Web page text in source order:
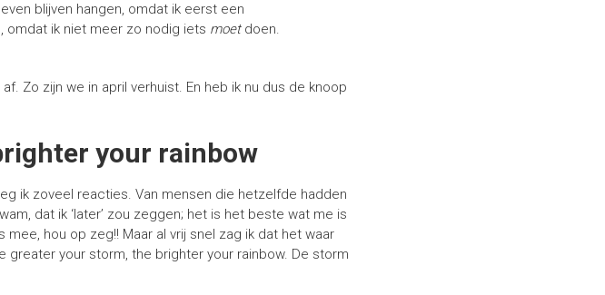
blijven hangen, omdat ik eerst een
omdat ik niet meer zo nodig iets moetdoen.
Zo zijn we in april verhuist. En heb ik nu dus de knoop
your rainbow
ik zoveel reacties. Van mensen die hetzelfde hadden
dat ik ‘later’ zou zeggen; het is het beste wat me is
hou op zeg!! Maar al vrij snel zag ik dat het waar
greater your storm, the brighter your rainbow. De storm